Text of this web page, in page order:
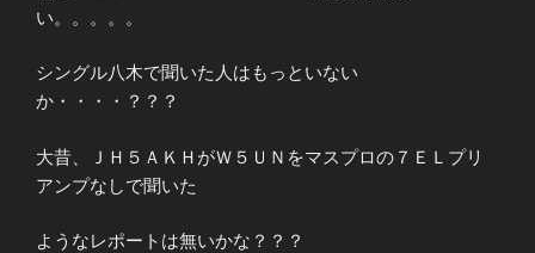
い。。。。。
シングル八木で聞いた人はもっといない
か・・・・？？？
大昔、ＪＨ５ＡＫＨがＷ５ＵＮをマスプロの７ＥＬプリ
アンプなしで聞いた
ようなレポートは無いかな？？？